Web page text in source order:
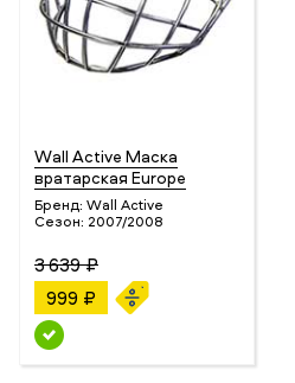
Wall Active Маска
вратарская Europe
Бренд: Wall Active
Сезон: 2007/2008
3 639 ₽
999 ₽